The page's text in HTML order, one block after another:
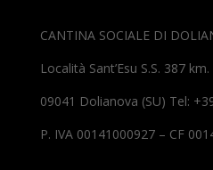
CANTINA SOCIALE DI
Località Sant’Esu S.S. 387
09041 Dolianova (SU) Tel:
P. IVA 00141000927 – CF